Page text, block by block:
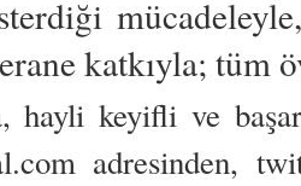
katkıyla; tüm
hayli keyifli ve
adresinden,